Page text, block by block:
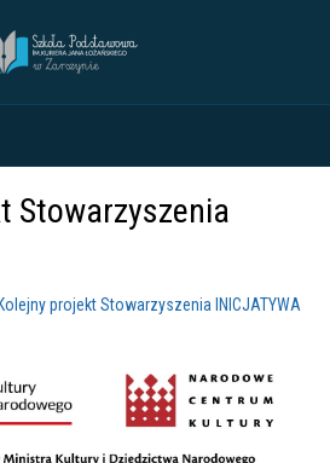
Stowarzyszenia
projekt Stowarzyszenia INICJATYWA